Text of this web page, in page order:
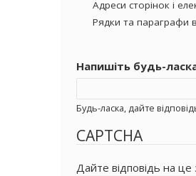
Адреси сторінок і
Рядки та параграфи
Напишіть будь-
Будь-ласка, дайте
CAPTCHA
Дайте відповідь на